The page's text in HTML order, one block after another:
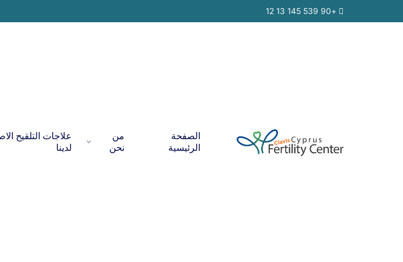
to
+90 539 145 13 12
الصفحة
الرئيسية
من
نحن
علاجات التلقيح
لدينا